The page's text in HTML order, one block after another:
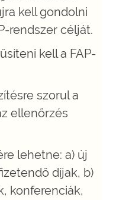
kell gondolni
rendszer célját.
kell a FAP-
szorul a
ellenőrzés
lehetne: a) új
díjak, b)
konferenciák,